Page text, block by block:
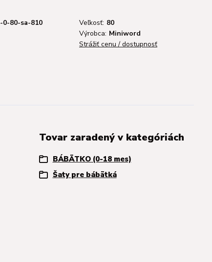
0-80-sa-810 Veľkosť: 80
Výrobca: Miniword
Strážiť cenu / dostupnosť
Tovar zaradený v kategóriách
BÁBÄTKO (0-18 mes)
Šaty pre bábätká